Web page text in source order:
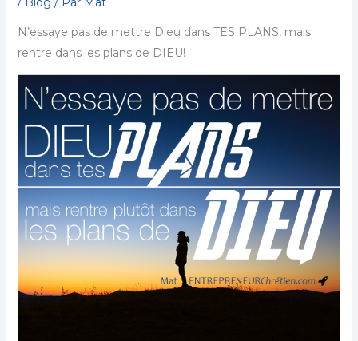
N’essaye pas de mettre Dieu dans TES PLANS, mais
rentre dans les plans de DIEU!